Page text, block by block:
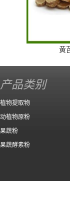
黄
产品类别
植物提取物
动植物原粉
果蔬粉
果蔬酵素粉